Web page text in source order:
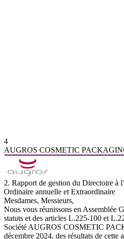
4
AUGROS COSMETIC
2. Rapport de gestion du Directoire à
Ordinaire annuelle et Extraordinaire
Mesdames, Messieurs,
Nous vous réunissons en Assemblée
statuts et des articles L.225-100 et
Société AUGROS COSMETIC
décembre 2024, des résultats de cette